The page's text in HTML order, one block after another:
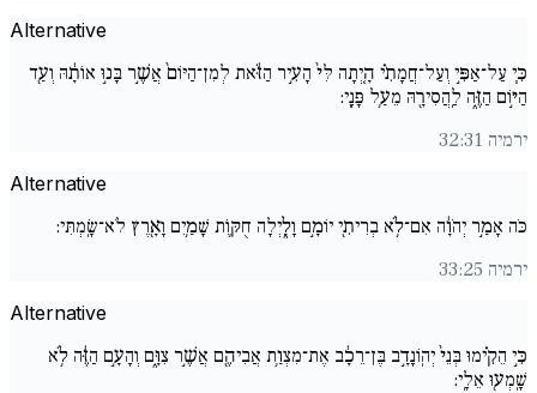
Alternative
כִּ֧י עַל־אַפִּ֣י וְעַל־חֲמָתִ֗י הָ֚יְתָה לִּי֙ הָעִ֣יר הַזֹּ֔את לְמִן־הַיּוֹם֙ אֲשֶׁ֣ר בָּנ֣וּ אוֹתָ֔הּ וְעַ֖ד
הַיּ֣וֹם הַזֶּ֑ה לַֽהֲסִירָ֖הּ מֵעַ֥ל פָּנָֽי:
ירמיה 32:31
Alternative
כֹּה אָמַ֣ר יְהֹוָ֔ה אִם־לֹ֥א בְרִיתִ֖י יוֹמָ֣ם וָלָ֑יְלָה חֻקּ֛וֹת שָׁמַ֥יִם וָאָ֖רֶץ לֹא־שָֽׂמְתִּי:
ירמיה 33:25
Alternative
כִּ֣י הֵקִ֗ימוּ בְּנֵי֙ יְהֽוֹנָדָ֣ב בֶּן־רֵכָ֔ב אֶת־מִצְוַ֥ת אֲבִיהֶ֖ם אֲשֶׁ֣ר צִוָּ֑ם וְהָעָ֣ם הַזֶּ֔ה לֹ֥א
שָֽׁמְע֖וּ אֵלָֽי: